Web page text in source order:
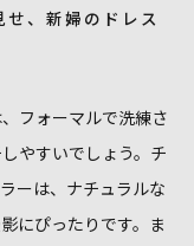
、新婦のドレス
フォーマルで洗練さ
やすいでしょう。チ
ーは、ナチュラルな
にぴったりです。ま